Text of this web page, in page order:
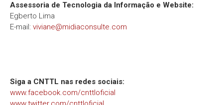
Assessoria de Tecnologia da Informação e Website:
Egberto Lima
E-mail: viviane@midiaconsulte.com
Siga a CNTTL nas redes sociais:
www.facebook.com/cnttloficial